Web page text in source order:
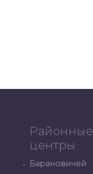
Районные
центры
Барановичей